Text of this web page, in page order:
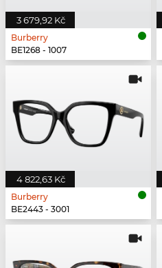
3 679,92 Kč
Burberry
BE1268 - 1007
4 822,63 Kč
Burberry
BE2443 - 3001